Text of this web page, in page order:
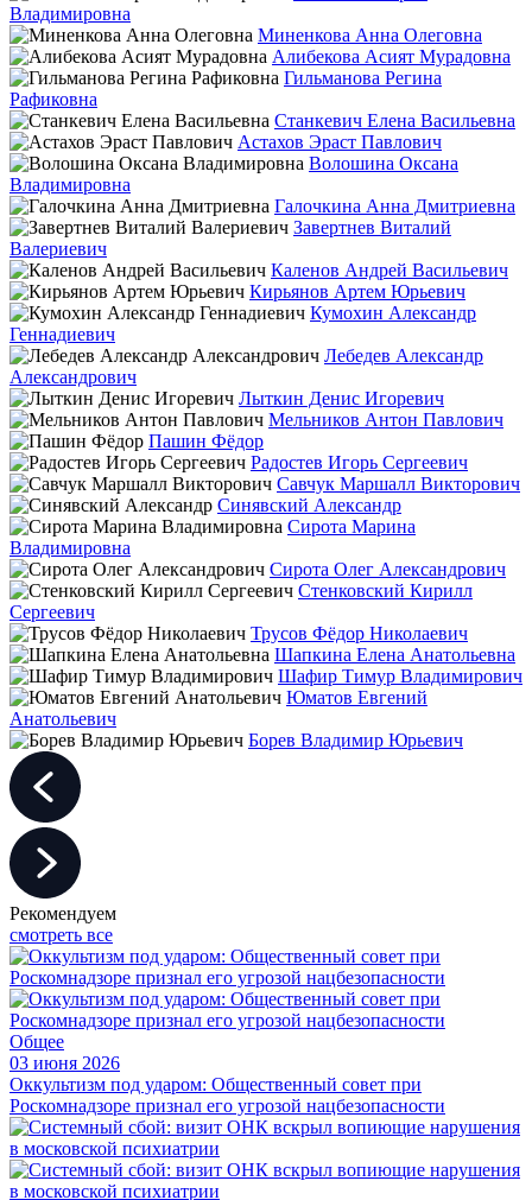
Владимировна
Миненкова Анна Олеговна
Алибекова Асият Мурадовна
Гильманова Регина
Рафиковна
Станкевич Елена Васильевна
Астахов Эраст Павлович
Волошина Оксана
Владимировна
Галочкина Анна Дмитриевна
Завертнев Виталий
Валериевич
Каленов Андрей Васильевич
Кирьянов Артем Юрьевич
Кумохин Александр
Геннадиевич
Лебедев Александр
Александрович
Лыткин Денис Игоревич
Мельников Антон Павлович
Пашин Фёдор
Радостев Игорь Сергеевич
Савчук Маршалл Викторович
Синявский Александр
Сирота Марина
Владимировна
Сирота Олег Александрович
Стенковский Кирилл
Сергеевич
Трусов Фёдор Николаевич
Шапкина Елена Анатольевна
Шафир Тимур Владимирович
Юматов Евгений
Анатольевич
Борев Владимир Юрьевич
Рекомендуем
смотреть все
Общее
03 июня 2026
Оккультизм под ударом: Общественный совет при
Роскомнадзоре признал его угрозой нацбезопасности